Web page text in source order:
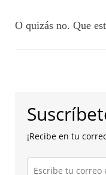
O quizás no. Que
¡Recibe en tu
Escribe